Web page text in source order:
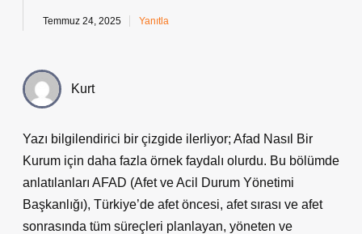
Temmuz 24, 2025 Yanıtla
Kurt
Yazı bilgilendirici bir çizgide ilerliyor; Afad Nasıl Bir
Kurum için daha fazla örnek faydalı olurdu. Bu bölümde
anlatılanları AFAD (Afet ve Acil Durum Yönetimi
Başkanlığı), Türkiye’de afet öncesi, afet sırası ve afet
sonrasında tüm süreçleri planlayan, yöneten ve